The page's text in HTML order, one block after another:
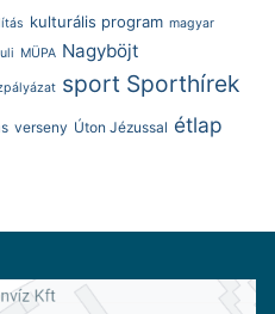
kulturális program magyar
MÜPA Nagyböjt
sport Sporthírek
verseny Úton Jézussal étlap